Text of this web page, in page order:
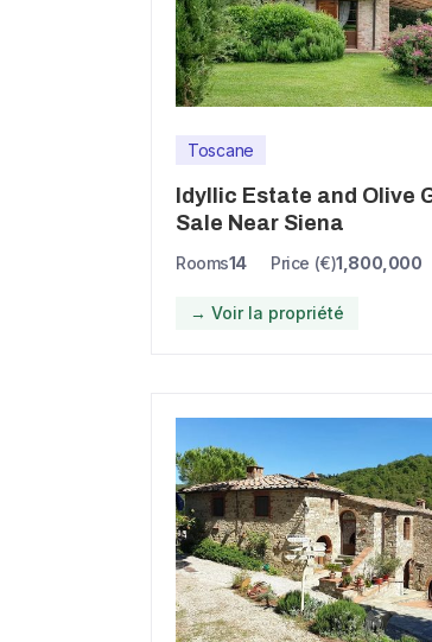
Toscane
Idyllic Estate and Olive
Sale Near Siena
Rooms14 Price (€)1,800,000
→ Voir la propriété